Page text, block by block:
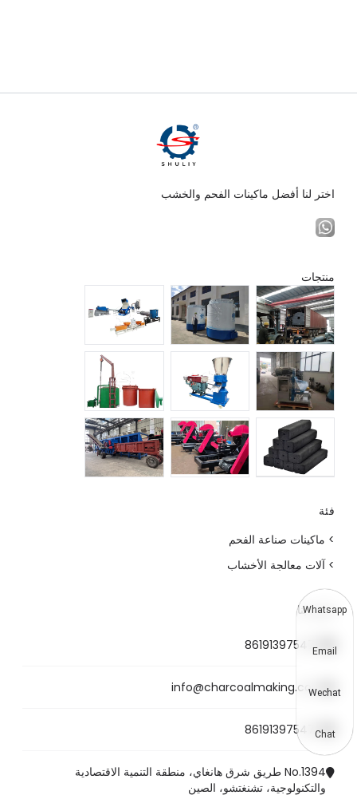
اختر لنا أفضل ماكينات الفحم والخشب
منتجات
فئة
> ماكينات صناعة الفحم
> آلات معالجة الأخشاب
اتصل بنا
8619139754781
info@charcoalmaking.com
8619139754781
No.1394 طريق شرق هانغاي، منطقة التنمية الاقتصادية
والتكنولوجية، تشنغتشو، الصين
Whatsapp
Email
Wechat
Chat